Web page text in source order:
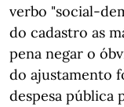
verbo "social-
do cadastro as
pena negar o
do ajustamento
despesa pública